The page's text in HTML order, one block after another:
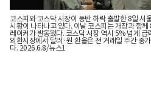
코스피와 코스닥 시장이 동반 하락 출발한 8일 서
시황이 나타나고 있다. 이날 코스피는 개장과 함
레이커가 발동됐다. 코스닥 시장 역시 5% 넘게
외환시장에서 달러·원 환율은 전 거래일 주간 종
다. 2026.6.8/뉴스1